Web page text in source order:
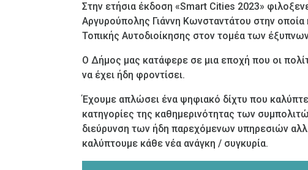
Στην ετήσια έκδοση «Smart Cities 2023»
Αργυρούπολης Γιάννη Κωνσταντάτου στην
Τοπικής Αυτοδιοίκησης στον τομέα των
Ο Δήμος μας κατάφερε σε μια εποχή που οι
να έχει ήδη φροντίσει.
Έχουμε απλώσει ένα ψηφιακό δίχτυ που
κατηγορίες της καθημερινότητας των
διεύρυνση των ήδη παρεχόμενων υπηρεσιών
καλύπτουμε κάθε νέα ανάγκη / συγκυρία.